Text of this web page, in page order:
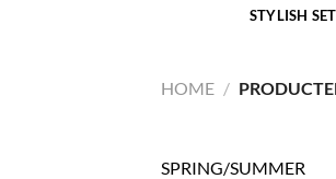
STYLISH
HOME /
SPRING/SUMMER